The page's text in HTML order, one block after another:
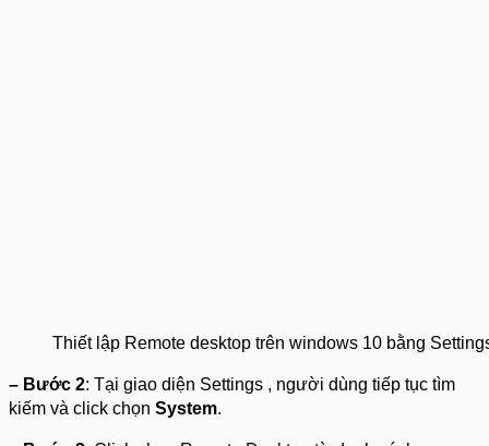
Thiết lập Remote desktop trên windows 10 bằng
– Bước 2: Tại giao diện Settings , người dùng tiếp tục tìm
kiếm và click chọn System.